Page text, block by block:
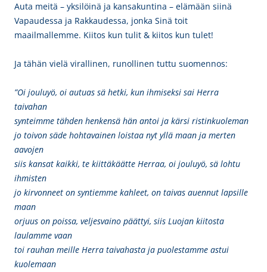
Auta meitä – yksilöinä ja kansakuntina – elämään siinä
Vapaudessa ja Rakkaudessa, jonka Sinä toit
maailmallemme. Kiitos kun tulit & kiitos kun tulet!
Ja tähän vielä virallinen, runollinen tuttu suomennos:
”Oi jouluyö, oi autuas sä hetki, kun ihmiseksi sai Herra
taivahan
synteimme tähden henkensä hän antoi ja kärsi ristinkuoleman
jo toivon säde hohtavainen loistaa nyt yllä maan ja merten
aavojen
siis kansat kaikki, te kiittäkäätte Herraa, oi jouluyö, sä lohtu
ihmisten
jo kirvonneet on syntiemme kahleet, on taivas auennut lapsille
maan
orjuus on poissa, veljesvaino päättyi, siis Luojan kiitosta
laulamme vaan
toi rauhan meille Herra taivahasta ja puolestamme astui
kuolemaan